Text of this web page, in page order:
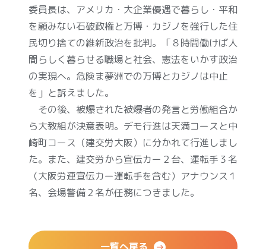
委員長は、アメリカ・大企業優遇で暮らし・平和
を顧みない石破政権と万博・カジノを強行した住
民切り捨ての維新政治を批判。「８時間働けば人
間らしく暮らせる職場と社会、憲法をいかす政治
の実現へ。危険ま夢洲での万博とカジノは中止
を」と訴えました。
その後、被爆された被爆者の発言と労働組合か
ら大教組が決意表明。デモ行進は天満コースと中
崎町コース（建交労大阪）に分かれて行進しまし
た。また、建交労から宣伝カー２台、運転手３名
（大阪労連宣伝カー運転手を含む）アナウンス１
名、会場警備２名が任務につきました。